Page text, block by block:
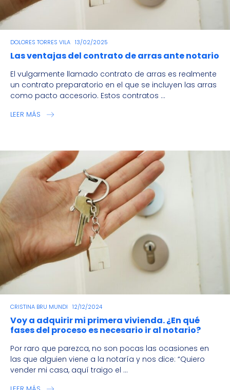
DOLORES TORRES VILA 13/02/2025
Las ventajas del contrato de arras ante notario
El vulgarmente llamado contrato de arras es realmente
un contrato preparatorio en el que se incluyen las arras
como pacto accesorio. Estos contratos ...
LEER MÁS
CRISTINA BRU MUNDI 12/12/2024
Voy a adquirir mi primera vivienda. ¿En qué
fases del proceso es necesario ir al notario?
Por raro que parezca, no son pocas las ocasiones en
las que alguien viene a la notaría y nos dice: “Quiero
vender mi casa, aquí traigo el ...